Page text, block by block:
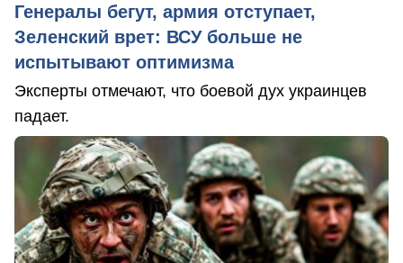
Генералы бегут, армия отступает,
Зеленский врет: ВСУ больше не
испытывают оптимизма
Эксперты отмечают, что боевой дух украинцев
падает.